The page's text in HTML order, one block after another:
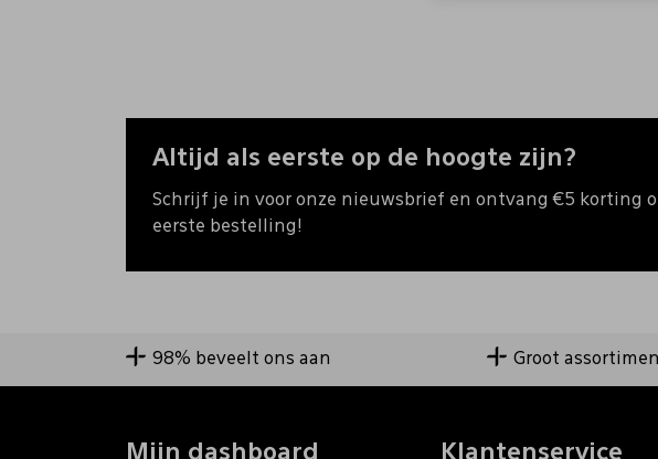
Altijd als eerste op de hoogte zijn?
Schrijf je in voor onze nieuwsbrief en ontvang €5 korting
eerste bestelling!
98% beveelt ons aan Groot
Mijn dashboard Klantenservice